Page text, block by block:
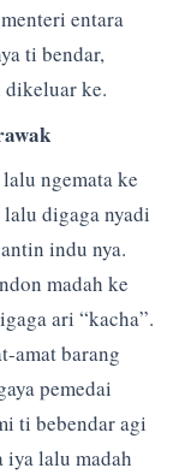
entara
ti bendar,
dikeluar ke.
ngemata ke
digaga nyadi
indu nya.
madah ke
ari “kacha”.
amat barang
pemedai
ti bebendar agi
iya lalu madah